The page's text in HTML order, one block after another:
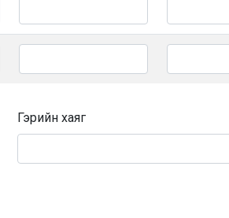
Гэрийн хаяг